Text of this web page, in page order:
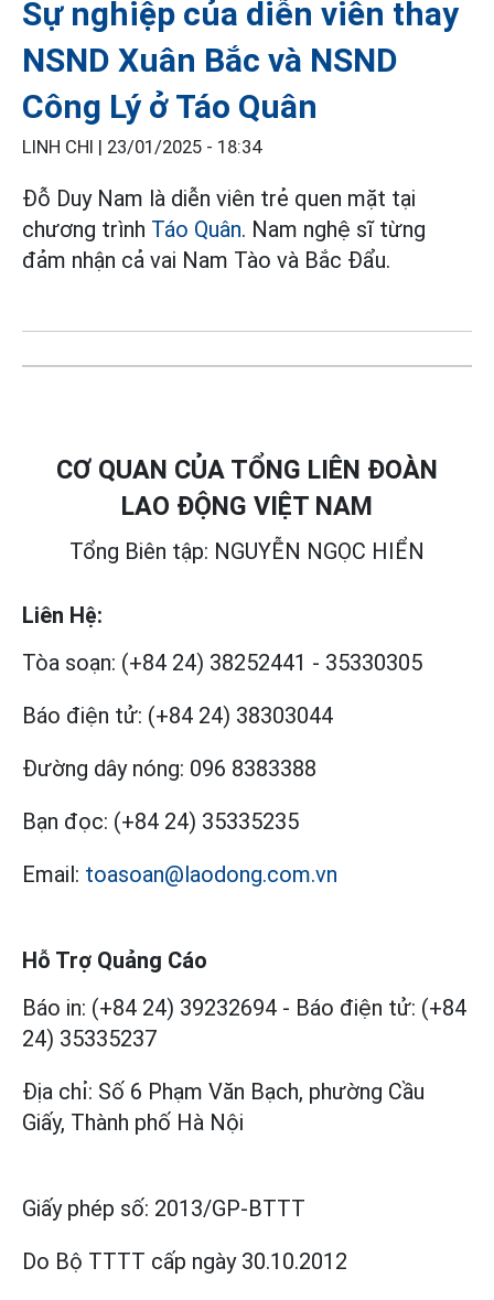
Sự nghiệp của diễn viên thay
NSND Xuân Bắc và NSND
Công Lý ở Táo Quân
LINH CHI | 23/01/2025 - 18:34
Đỗ Duy Nam là diễn viên trẻ quen mặt tại
chương trình Táo Quân. Nam nghệ sĩ từng
đảm nhận cả vai Nam Tào và Bắc Đẩu.
CƠ QUAN CỦA TỔNG LIÊN ĐOÀN
LAO ĐỘNG VIỆT NAM
Tổng Biên tập: NGUYỄN NGỌC HIỂN
Liên Hệ:
Tòa soạn: (+84 24) 38252441 - 35330305
Báo điện tử: (+84 24) 38303044
Đường dây nóng: 096 8383388
Bạn đọc: (+84 24) 35335235
Email: toasoan@laodong.com.vn
Hỗ Trợ Quảng Cáo
Báo in: (+84 24) 39232694 - Báo điện tử: (+84
24) 35335237
Địa chỉ: Số 6 Phạm Văn Bạch, phường Cầu
Giấy, Thành phố Hà Nội
Giấy phép số: 2013/GP-BTTT
Do Bộ TTTT cấp ngày 30.10.2012